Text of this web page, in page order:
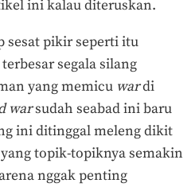
ini kalau diteruskan.
sesat pikir seperti itu
segala silang
yang memicu wardi
warsudah seabad ini baru
ini ditinggal meleng dikit
topik-topiknya semakin
nggak penting